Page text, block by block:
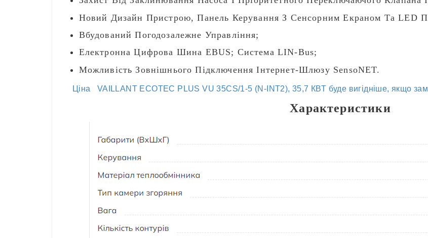
Новий Дизайн Пристрою, Панель Керування З Сенсорним Екраном Та LED
Вбудований Погодозалежне Управління;
Електронна Цифрова Шина EBUS; Система LIN-Bus;
Можливість Зовнішнього Підключення Інтернет-Шлюзу SensoNET.
Ціна VAILLANT ECOTEC PLUS VU 35CS/1-5 (N-INT2), 35,7 КВТ буде вигідніше, якщо
Характеристики